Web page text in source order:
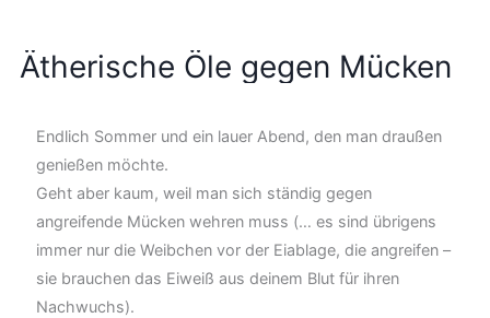
Ätherische Öle gegen Mücken
Endlich Sommer und ein lauer Abend, den man draußen
genießen möchte.
Geht aber kaum, weil man sich ständig gegen
angreifende Mücken wehren muss (… es sind übrigens
immer nur die Weibchen vor der Eiablage, die angreifen –
sie brauchen das Eiweiß aus deinem Blut für ihren
Nachwuchs).